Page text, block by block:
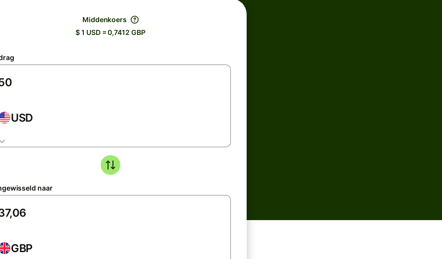
Middenkoers
$ 1 USD = 0,7412 GBP
USD
naar
GBP